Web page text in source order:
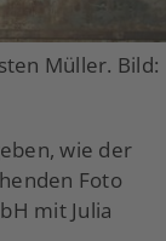
Müller. Bild:
wie der
Foto
mit Julia